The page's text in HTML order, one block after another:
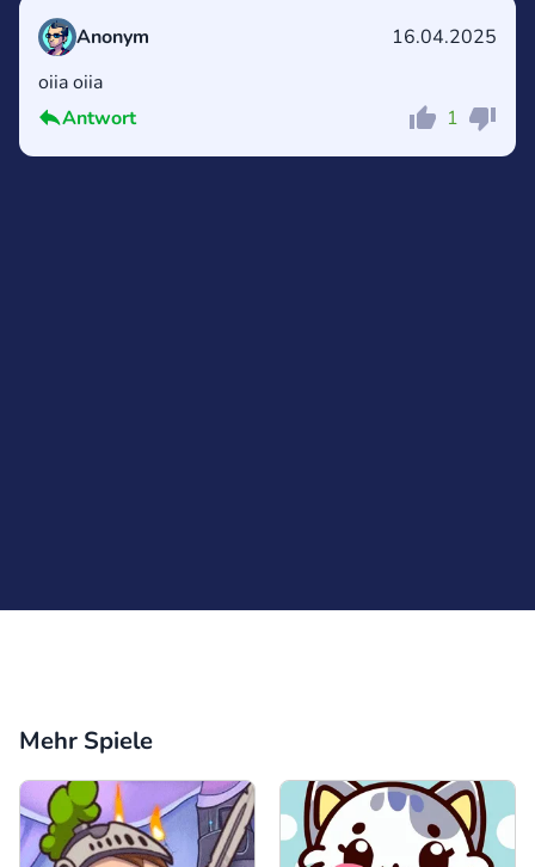
Anonym
16.04.2025
oiia oiia
Antwort
1
Abbrechen Kommentar
Mehr Spiele